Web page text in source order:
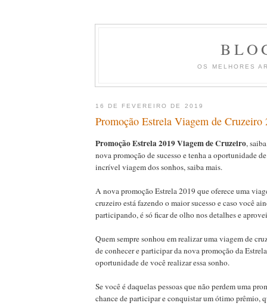
OS MELHORES
16 DE FEVEREIRO DE 2019
Promoção Estrela Viagem de
Promoção Estrela 2019 Viagem de Cruzeiro,
nova promoção de sucesso e tenha a oportunidade
incrível viagem dos sonhos, saiba mais.
A nova promoção Estrela 2019 que oferece uma
cruzeiro está fazendo o maior sucesso e caso você
participando, é só ficar de olho nos detalhes e
Quem sempre sonhou em realizar uma viagem de
de conhecer e participar da nova promoção da
oportunidade de você realizar essa sonho.
Se você é daquelas pessoas que não perdem uma
chance de participar e conquistar um ótimo prêmio,